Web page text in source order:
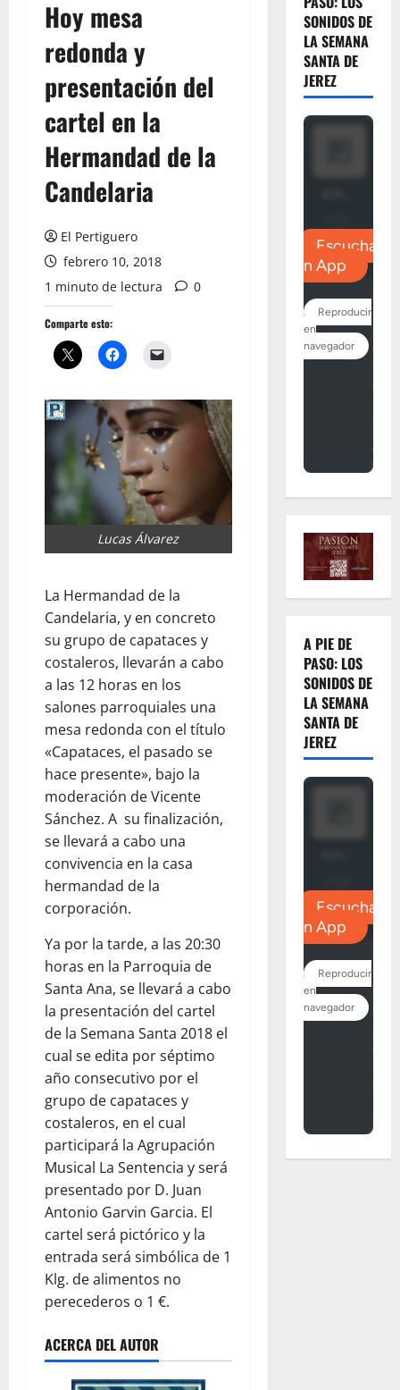
Hoy mesa
redonda y
presentación del
cartel en la
Hermandad de la
Candelaria
El Pertiguero
febrero 10, 2018
1 minuto de lectura
0
Comparte esto:
Lucas Álvarez
La Hermandad de la
Candelaria, y en concreto
su grupo de capataces y
costaleros, llevarán a cabo
a las 12 horas en los
salones parroquiales una
mesa redonda con el título
«Capataces, el pasado se
hace presente», bajo la
moderación de Vicente
Sánchez. A su finalización,
se llevará a cabo una
convivencia en la casa
hermandad de la
corporación.
Ya por la tarde, a las 20:30
horas en la Parroquia de
Santa Ana, se llevará a cabo
la presentación del cartel
de la Semana Santa 2018 el
cual se edita por séptimo
año consecutivo por el
grupo de capataces y
costaleros, en el cual
participará la Agrupación
Musical La Sentencia y será
presentado por D. Juan
Antonio Garvin Garcia. El
cartel será pictórico y la
entrada será simbólica de 1
Klg. de alimentos no
perecederos o 1 €.
ACERCA DEL AUTOR
SONIDOS DE
LA SEMANA
SANTA DE
JEREZ
A PIE DE
PASO: LOS
SONIDOS DE
LA SEMANA
SANTA DE
JEREZ